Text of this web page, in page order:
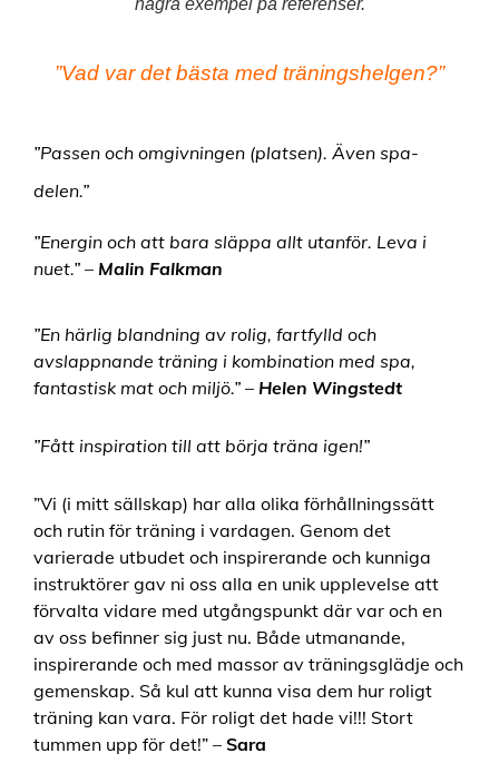
några exempel på referenser.
”Vad var det bästa med träningshelgen?”
”Passen och omgivningen (platsen). Även spa-
delen.”
”Energin och att bara släppa allt utanför. Leva i
nuet.” – Malin Falkman
”En härlig blandning av rolig, fartfylld och
avslappnande träning i kombination med spa,
fantastisk mat och miljö.” – Helen Wingstedt
”Fått inspiration till att börja träna igen!”
”Vi (i mitt sällskap) har alla olika förhållningssätt
och rutin för träning i vardagen. Genom det
varierade utbudet och inspirerande och kunniga
instruktörer gav ni oss alla en unik upplevelse att
förvalta vidare med utgångspunkt där var och en
av oss befinner sig just nu. Både utmanande,
inspirerande och med massor av träningsglädje och
gemenskap. Så kul att kunna visa dem hur roligt
träning kan vara. För roligt det hade vi!!! Stort
tummen upp för det!” – Sara